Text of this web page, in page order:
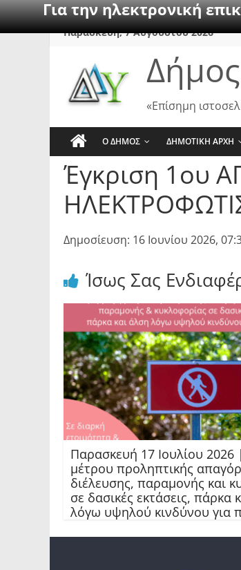
Για την ηλεκτρονική
SkipΠαρασκευή, 7 Αυγούστου 2026
Δήμος
«Επίσημη
Ο ΔΗΜΟΣ ΔΗΜΟΤΙΚΗ ΑΡΧΗ
Έγκριση 1ου
Δημοσίευση: 16 Ιουνίου 2026,
Ίσως Σας
Παρασκευή 17 Ιουλίου
μέτρου προληπτικής
διέλευσης, παραμονής και
σε δασικές εκτάσεις, πάρκα
λόγω υψηλού κινδύνου για